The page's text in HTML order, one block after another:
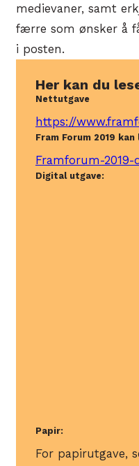
medievaner, samt
færre som ønsker å
i posten.
Her kan du
Nettutgave
https://
Fram Forum 2019
Framforum-2019-
Digital utgave:
Papir:
For papirutgave,